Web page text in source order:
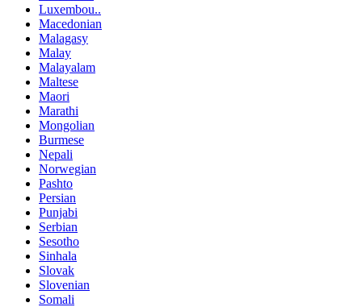
Luxembou..
Macedonian
Malagasy
Malay
Malayalam
Maltese
Maori
Marathi
Mongolian
Burmese
Nepali
Norwegian
Pashto
Persian
Punjabi
Serbian
Sesotho
Sinhala
Slovak
Slovenian
Somali